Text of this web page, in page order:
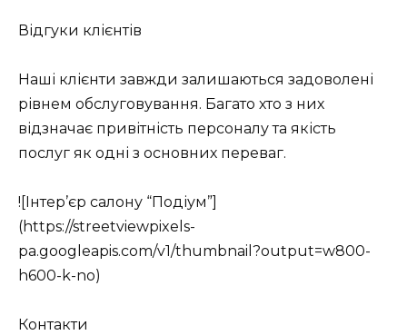
Відгуки клієнтів
Наші клієнти завжди залишаються задоволені
рівнем обслуговування. Багато хто з них
відзначає привітність персоналу та якість
послуг як одні з основних переваг.
![Інтер’єр салону “Подіум”]
(https://streetviewpixels-
pa.googleapis.com/v1/thumbnail?output=w800-
h600-k-no)
Контакти